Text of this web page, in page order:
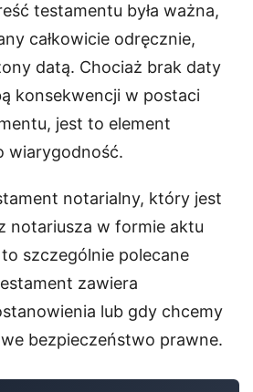
testamentu była ważna,
całkowicie odręcznie,
datą. Chociaż brak daty
konsekwencji w postaci
jest to element
wiarygodność.
notarialny, który jest
notariusza w formie aktu
szczególnie polecane
zawiera
lub gdy chcemy
bezpieczeństwo prawne.